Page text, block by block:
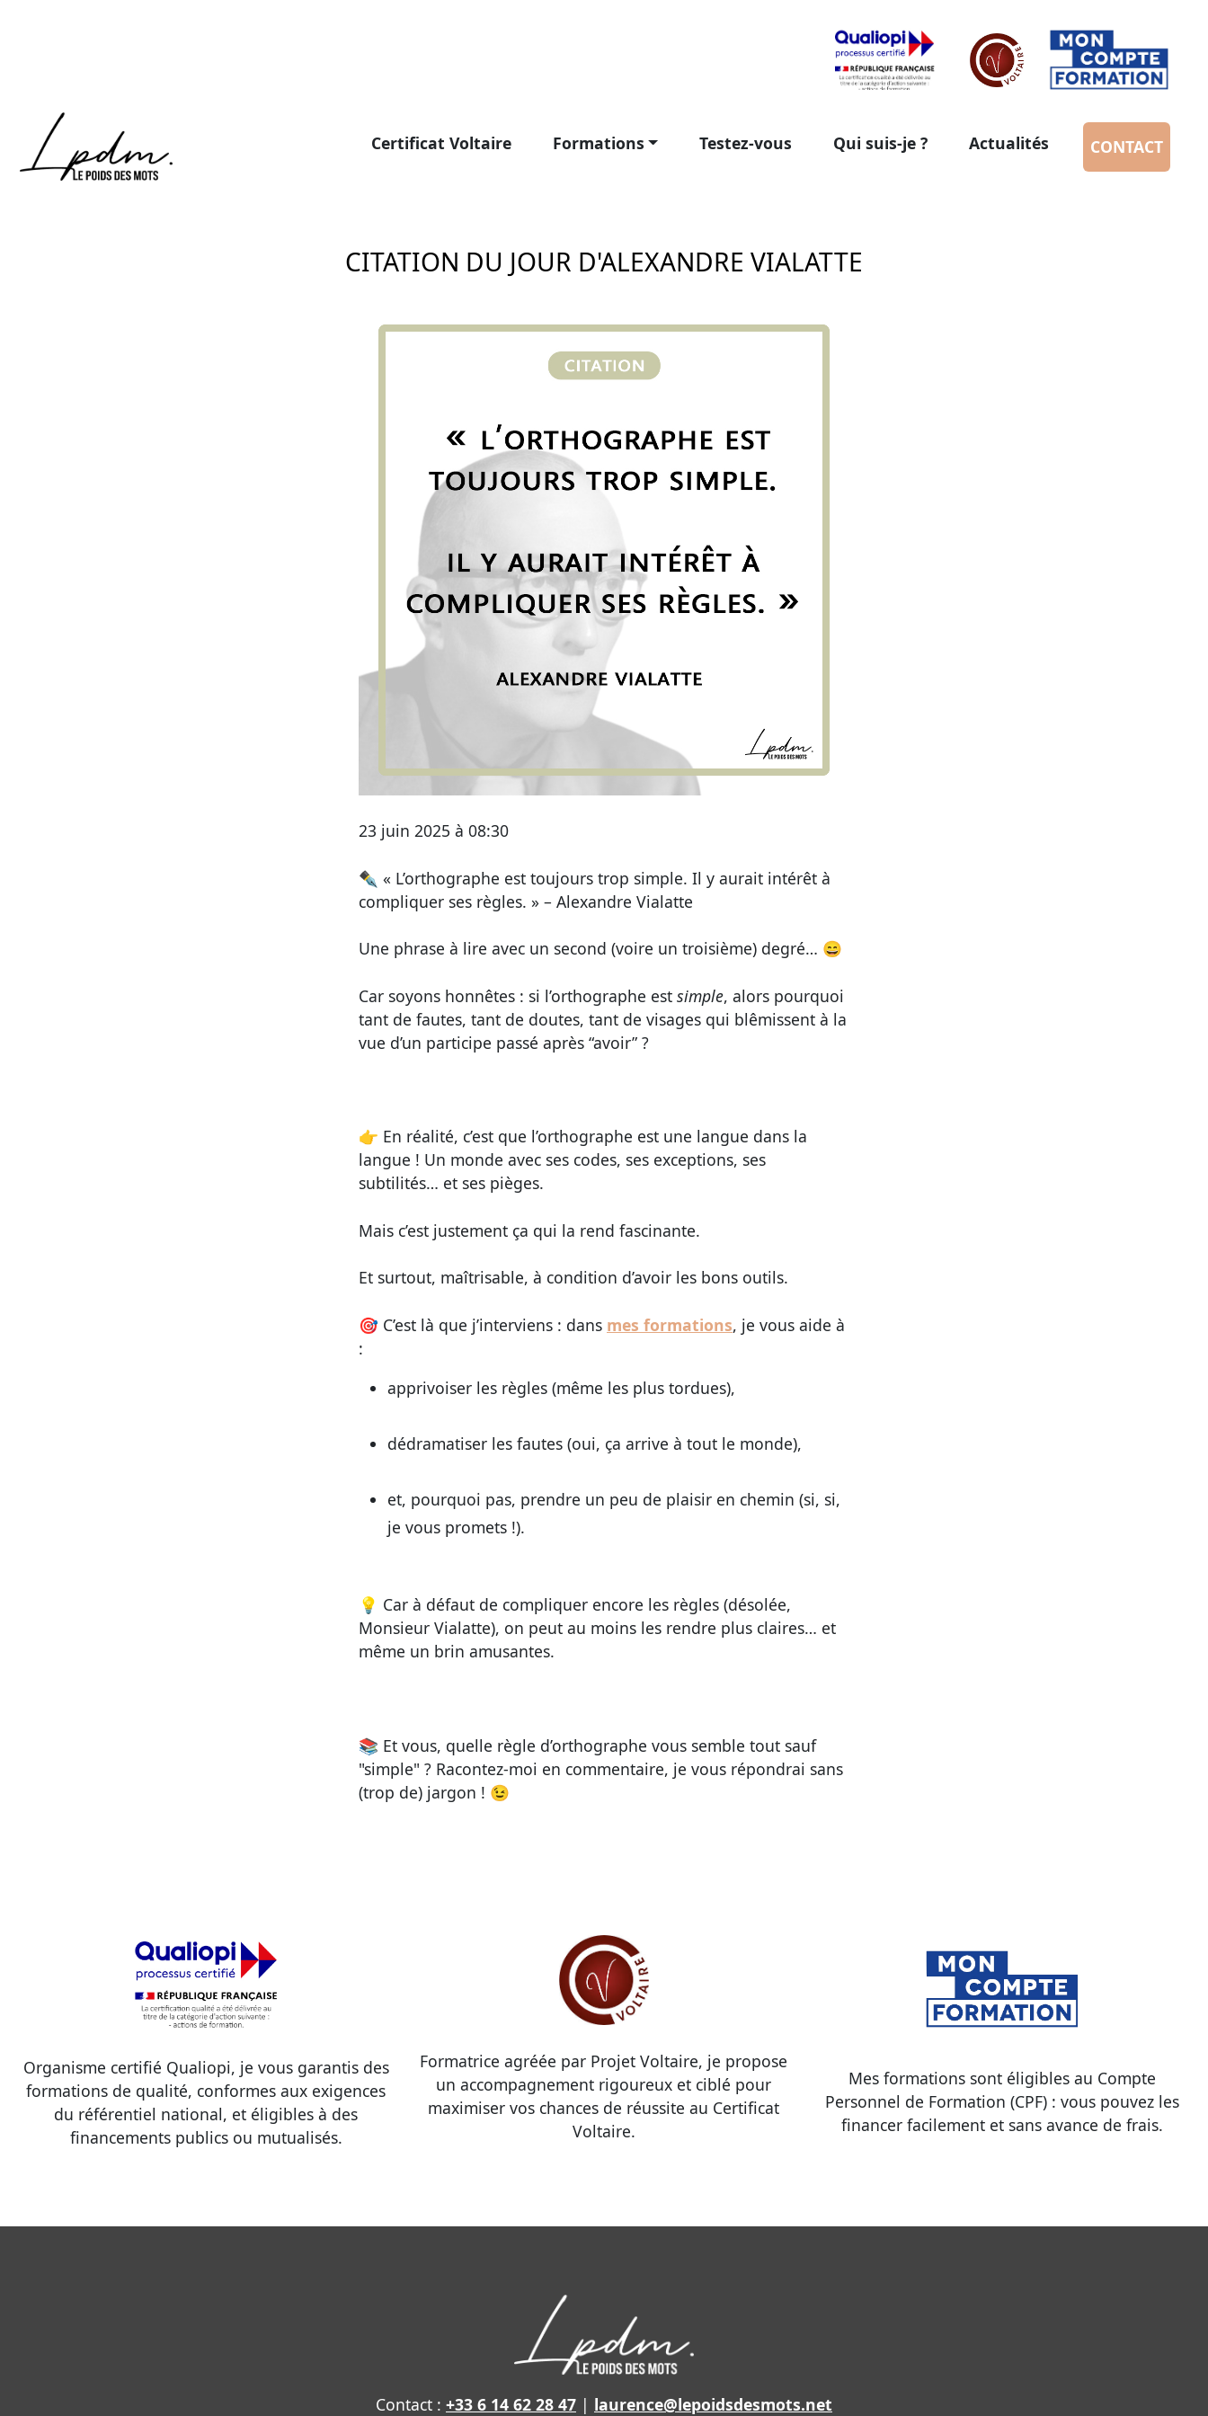
Certificat Voltaire Formations Testez-vous Qui suis-je ? Actualités CONTACT
CITATION DU JOUR D'ALEXANDRE VIALATTE
23 juin 2025 à 08:30
✒️ « L’orthographe est toujours trop simple. Il y aurait intérêt à
compliquer ses règles. » – Alexandre Vialatte
Une phrase à lire avec un second (voire un troisième) degré… 😄
Car soyons honnêtes : si l’orthographe est simple, alors pourquoi
tant de fautes, tant de doutes, tant de visages qui blêmissent à la
vue d’un participe passé après “avoir” ?
👉 En réalité, c’est que l’orthographe est une langue dans la
langue ! Un monde avec ses codes, ses exceptions, ses
subtilités… et ses pièges.
Mais c’est justement ça qui la rend fascinante.
Et surtout, maîtrisable, à condition d’avoir les bons outils.
🎯 C’est là que j’interviens : dans mes formations, je vous aide à
:
apprivoiser les règles (même les plus tordues),
dédramatiser les fautes (oui, ça arrive à tout le monde),
et, pourquoi pas, prendre un peu de plaisir en chemin (si, si,
je vous promets !).
💡 Car à défaut de compliquer encore les règles (désolée,
Monsieur Vialatte), on peut au moins les rendre plus claires… et
même un brin amusantes.
📚 Et vous, quelle règle d’orthographe vous semble tout sauf
"simple" ? Racontez-moi en commentaire, je vous répondrai sans
(trop de) jargon ! 😉
Organisme certifié Qualiopi, je vous garantis des
formations de qualité, conformes aux exigences
du référentiel national, et éligibles à des
financements publics ou mutualisés.
Formatrice agréée par Projet Voltaire, je propose
un accompagnement rigoureux et ciblé pour
maximiser vos chances de réussite au Certificat
Voltaire.
Mes formations sont éligibles au Compte
Personnel de Formation (CPF) : vous pouvez les
financer facilement et sans avance de frais.
Contact : +33 6 14 62 28 47 | laurence@lepoidsdesmots.net